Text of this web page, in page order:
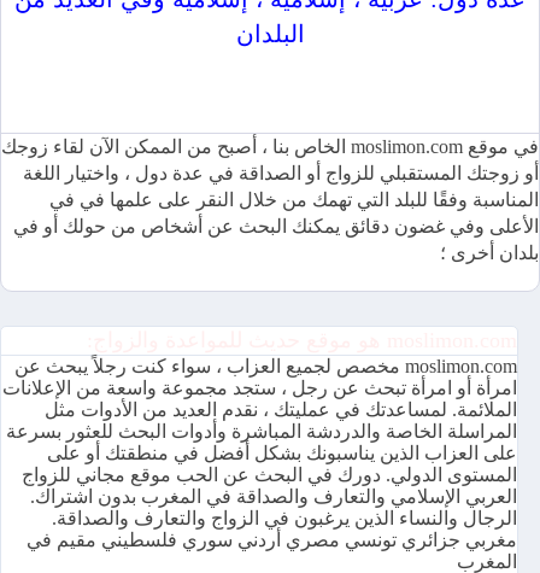
البلدان
في موقع moslimon.com الخاص بنا ، أصبح من الممكن الآن لقاء زوجك
أو زوجتك المستقبلي للزواج أو الصداقة في عدة دول ، واختيار اللغة
المناسبة وفقًا للبلد التي تهمك من خلال النقر على علمها في في
الأعلى وفي غضون دقائق يمكنك البحث عن أشخاص من حولك أو في
بلدان أخرى ؛
moslimon.com مخصص لجميع العزاب ، سواء كنت رجلاً يبحث عن
امرأة أو امرأة تبحث عن رجل ، ستجد مجموعة واسعة من الإعلانات
الملائمة. لمساعدتك في عمليتك ، نقدم العديد من الأدوات مثل
المراسلة الخاصة والدردشة المباشرة وأدوات البحث للعثور بسرعة
على العزاب الذين يناسبونك بشكل أفضل في منطقتك أو على
المستوى الدولي. دورك في البحث عن الحب موقع مجاني للزواج
العربي الإسلامي والتعارف والصداقة في المغرب بدون اشتراك.
الرجال والنساء الذين يرغبون في الزواج والتعارف والصداقة.
مغربي جزائري تونسي مصري أردني سوري فلسطيني مقيم في
المغرب